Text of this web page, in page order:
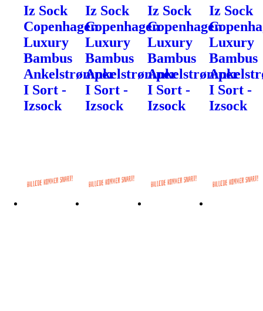
Iz Sock
Copenhagen
Luxury
Bambus
Ankelstrømper
I Sort -
Izsock
Iz Sock
Copenhagen
Luxury
Bambus
Ankelstrømper
I Sort -
Izsock
Iz Sock
Copenhagen
Luxury
Bambus
Ankelstrømper
I Sort -
Izsock
Iz Sock
Luxury
Bambus
I Sort -
Izsock